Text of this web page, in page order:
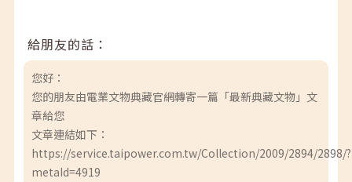
給朋友的話：
您好：
您的朋友由電業文物典藏官網轉寄一篇「最新典藏文物」文
章給您
文章連結如下：
https://service.taipower.com.tw/Collection/2009/2894/2898/?
metaId=4919